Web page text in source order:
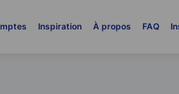
Inspiration À propos FAQ